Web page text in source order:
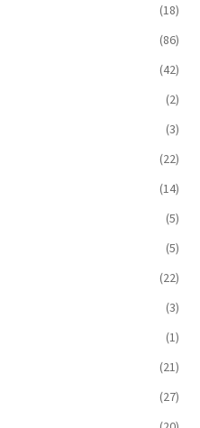
(18)
(86)
(42)
(2)
(3)
(22)
(14)
(5)
(5)
(22)
(3)
(1)
(21)
(27)